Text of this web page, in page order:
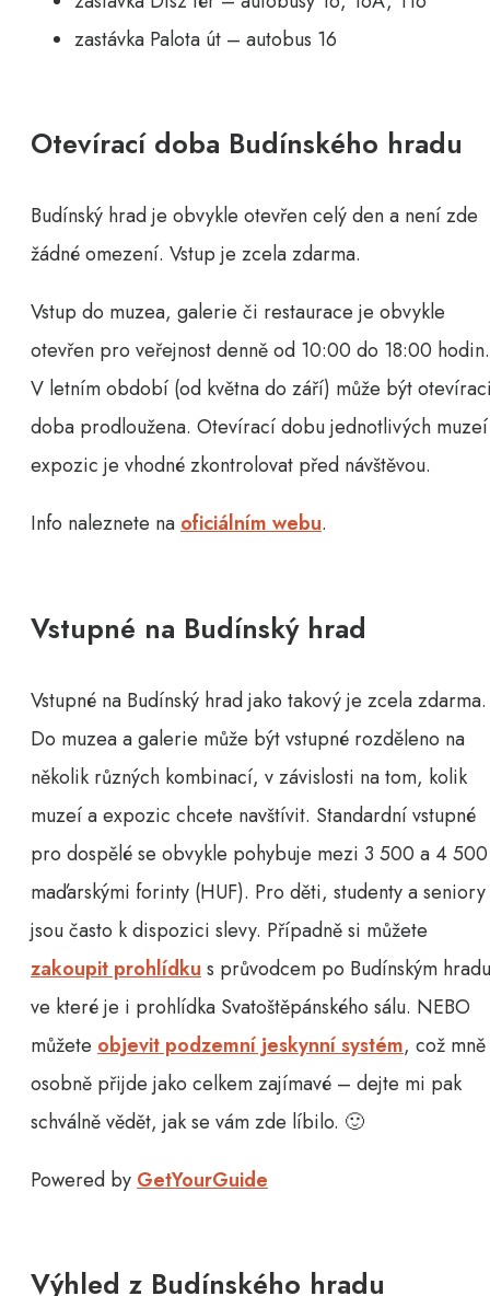
zastávka Palota út – autobus 16
Otevírací doba Budínského hradu
Budínský hrad je obvykle otevřen celý den a není zde
žádné omezení. Vstup je zcela zdarma.
Vstup do muzea, galerie či restaurace je obvykle
otevřen pro veřejnost denně od 10:00 do 18:00 hodin.
V letním období (od května do září) může být
doba prodloužena. Otevírací dobu jednotlivých
expozic je vhodné zkontrolovat před návštěvou.
Info naleznete na oficiálním webu.
Vstupné na Budínský hrad
Vstupné na Budínský hrad jako takový je zcela zdarma.
Do muzea a galerie může být vstupné rozděleno na
několik různých kombinací, v závislosti na tom, kolik
muzeí a expozic chcete navštívit. Standardní vstupné
pro dospělé se obvykle pohybuje mezi 3 500 a 4 500
maďarskými forinty (HUF). Pro děti, studenty a seniory
jsou často k dispozici slevy. Případně si můžete
zakoupit prohlídku s průvodcem po Budínským
ve které je i prohlídka Svatoštěpánského sálu. NEBO
můžete objevit podzemní jeskynní systém, což mně
osobně přijde jako celkem zajímavé – dejte mi pak
schválně vědět, jak se vám zde líbilo. 🙂
Powered by GetYourGuide
Výhled z Budínského hradu